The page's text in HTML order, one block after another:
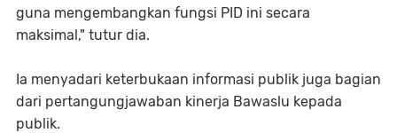
guna mengembangkan fungsi PID ini secara
maksimal," tutur dia.
Ia menyadari keterbukaan informasi publik juga bagian
dari pertangungjawaban kinerja Bawaslu kepada
publik.